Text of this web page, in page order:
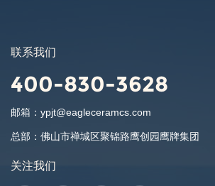
联系我们
400-830-3628
邮箱： ypjt@eagleceramcs.com
总部： 佛山市禅城区聚锦路鹰创园鹰牌集团
关注我们